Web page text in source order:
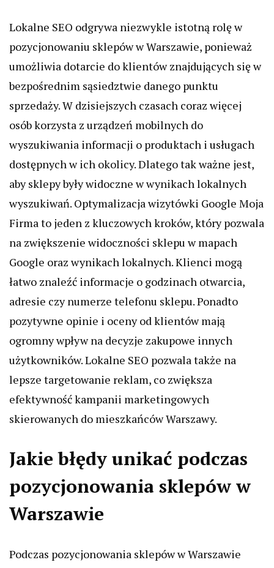
Lokalne SEO odgrywa niezwykle istotną rolę w
pozycjonowaniu sklepów w Warszawie, ponieważ
umożliwia dotarcie do klientów znajdujących się w
bezpośrednim sąsiedztwie danego punktu
sprzedaży. W dzisiejszych czasach coraz więcej
osób korzysta z urządzeń mobilnych do
wyszukiwania informacji o produktach i usługach
dostępnych w ich okolicy. Dlatego tak ważne jest,
aby sklepy były widoczne w wynikach lokalnych
wyszukiwań. Optymalizacja wizytówki Google Moja
Firma to jeden z kluczowych kroków, który pozwala
na zwiększenie widoczności sklepu w mapach
Google oraz wynikach lokalnych. Klienci mogą
łatwo znaleźć informacje o godzinach otwarcia,
adresie czy numerze telefonu sklepu. Ponadto
pozytywne opinie i oceny od klientów mają
ogromny wpływ na decyzje zakupowe innych
użytkowników. Lokalne SEO pozwala także na
lepsze targetowanie reklam, co zwiększa
efektywność kampanii marketingowych
skierowanych do mieszkańców Warszawy.
Jakie błędy unikać podczas
pozycjonowania sklepów w
Warszawie
Podczas pozycjonowania sklepów w Warszawie